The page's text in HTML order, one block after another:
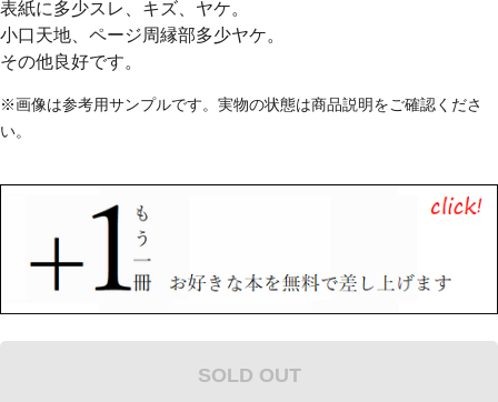
表紙に多少スレ、キズ、ヤケ。
小口天地、ページ周縁部多少ヤケ。
その他良好です。
※画像は参考用サンプルです。実物の状態は商品説明をご確認くださ
い。
SOLD OUT